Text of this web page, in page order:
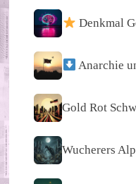
Denkmal
Anarchie
Gold Rot
Wucherers